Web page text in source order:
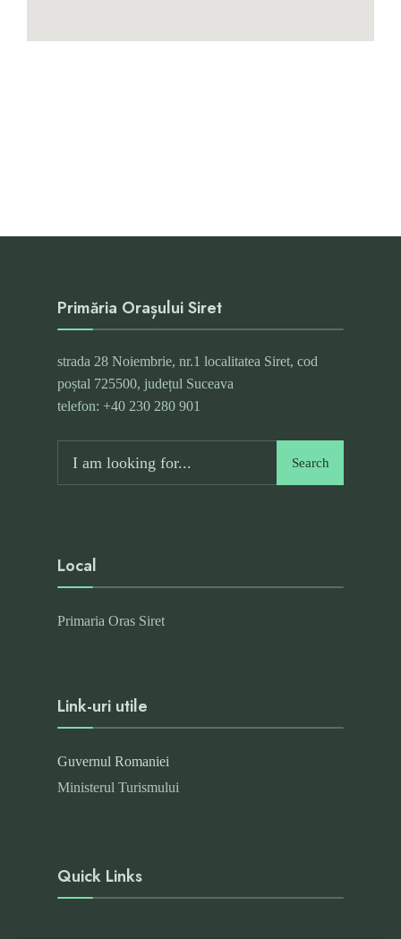
Primăria Orașului Siret
strada 28 Noiembrie, nr.1 localitatea Siret, cod
poștal 725500, județul Suceava
telefon: +40 230 280 901
Search
Local
Primaria Oras Siret
Link-uri utile
Guvernul Romaniei
Ministerul Turismului
Quick Links